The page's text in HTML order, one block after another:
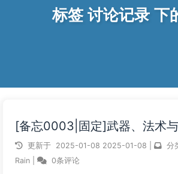
标签 讨论记录 下
[备忘0003|固定]武器、法术
更新于 2025-01-08 2025-01-08 分
Rain
0条评论